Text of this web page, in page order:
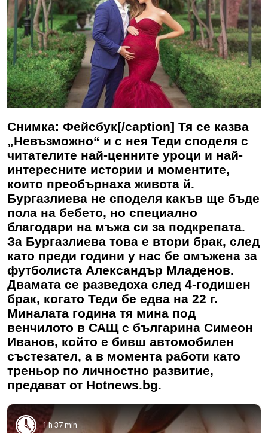
Снимка: Фейсбук[/caption] Тя се казва
„Невъзможно“ и с нея Теди споделя с
читателите най-ценните уроци и най-
интересните истории и моментите,
които преобърнаха живота й.
Бургазлиева не споделя какъв ще бъде
пола на бебето, но специално
благодари на мъжа си за подкрепата.
За Бургазлиева това е втори брак, след
като преди години у нас бе омъжена за
футболиста Александър Младенов.
Двамата се разведоха след 4-годишен
брак, когато Теди бе едва на 22 г.
Миналата година тя мина под
венчилото в САЩ с българина Симеон
Иванов, който е бивш автомобилен
състезател, а в момента работи като
треньор по личностно развитие,
предават от Hotnews.bg.
1 h 37 min